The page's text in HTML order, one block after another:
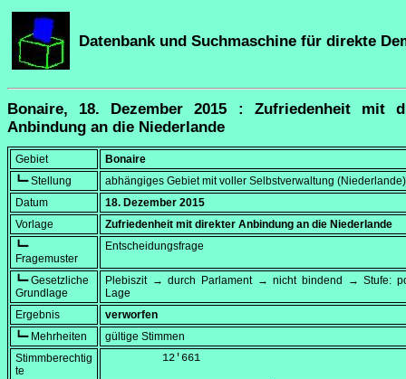
Datenbank und Suchmaschine für direkte
Bonaire, 18. Dezember 2015 : Zufriedenheit mit
Anbindung an die Niederlande
Gebiet
Bonaire
┗━ Stellung
abhängiges Gebiet mit voller Selbstverwaltung (Niederlande)
Datum
18. Dezember 2015
Vorlage
Zufriedenheit mit direkter Anbindung an die Niederlande
┗━
Fragemuster
Entscheidungsfrage
┗━ Gesetzliche
Grundlage
Plebiszit → durch Parlament → nicht bindend → Stufe:
Lage
Ergebnis
verworfen
┗━ Mehrheiten
gültige Stimmen
Stimmberechtig
te
         12'661